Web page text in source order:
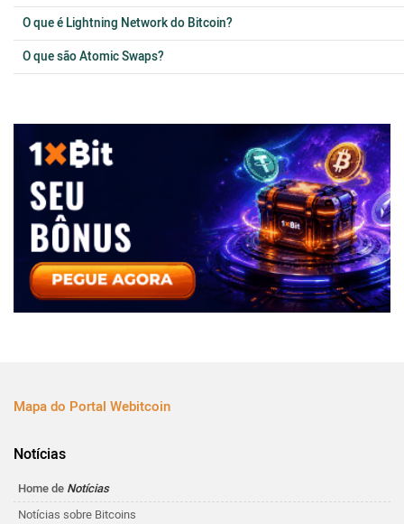
O que é Lightning Network do Bitcoin?
O que são Atomic Swaps?
Mapa do Portal Webitcoin
Notícias
Home de Notícias
Notícias sobre Bitcoins